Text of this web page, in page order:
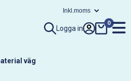
Logga in
0
väg